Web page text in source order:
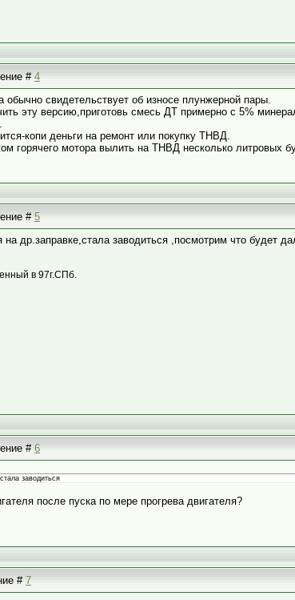
#4
обычно свидетельствует об износе плунжерной пары.
эту версию,приготовь смесь ДТ примерно с 5%
копи деньги на ремонт или покупку ТНВД.
горячего мотора вылить на ТНВД несколько литровых
#5
др.заправке,стала заводиться ,посмотрим что будет
в 97г.СПб.
#6
заводиться
после пуска по мере прогрева двигателя?
#7